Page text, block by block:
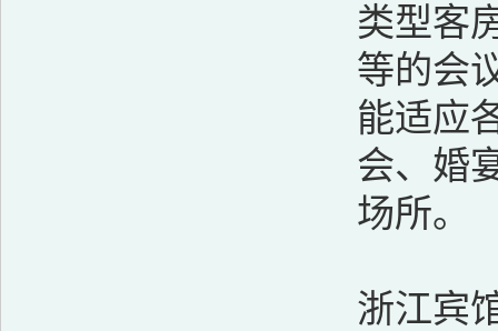
类型客
等的会
能适应
会、婚
场所。
浙江宾